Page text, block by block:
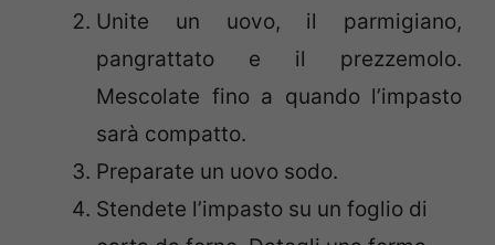
Unite un uovo, il parmigiano,
pangrattato e il prezzemolo.
Mescolate fino a quando l’impasto
sarà compatto.
Preparate un uovo sodo.
Stendete l’impasto su un foglio di